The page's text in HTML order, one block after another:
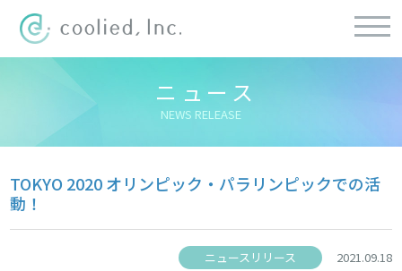
ニュース
NEWS RELEASE
TOKYO 2020 オリンピック・パラリンピックでの活
動！
ニュースリリース 2021.09.18